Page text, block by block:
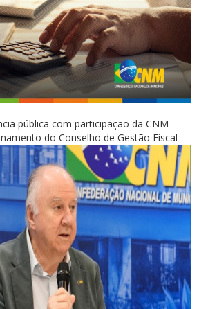
pública com participação da CNM
do Conselho de Gestão Fiscal